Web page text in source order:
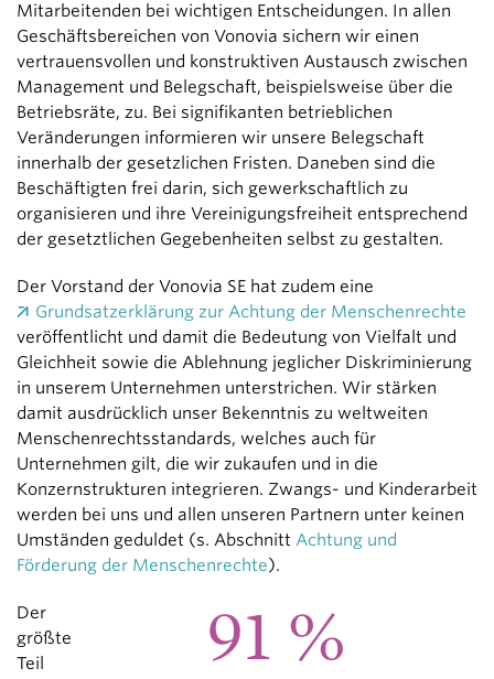
Mitarbeitenden bei wichtigen Entscheidungen. In allen
Geschäftsbereichen von Vonovia sichern wir einen
vertrauensvollen und konstruktiven Austausch zwischen
Management und Belegschaft, beispielsweise über die
Betriebsräte, zu. Bei signifikanten betrieblichen
Veränderungen informieren wir unsere Belegschaft
innerhalb der gesetzlichen Fristen. Daneben sind die
Beschäftigten frei darin, sich gewerkschaftlich zu
organisieren und ihre Vereinigungsfreiheit entsprechend
der gesetztlichen Gegebenheiten selbst zu gestalten.
Der Vorstand der Vonovia SE hat zudem eine
Grundsatzerklärung zur Achtung der Menschenrechte
veröffentlicht und damit die Bedeutung von Vielfalt und
Gleichheit sowie die Ablehnung jeglicher Diskriminierung
in unserem Unternehmen unterstrichen. Wir stärken
damit ausdrücklich unser Bekenntnis zu weltweiten
Menschenrechtsstandards, welches auch für
Unternehmen gilt, die wir zukaufen und in die
Konzernstrukturen integrieren. Zwangs- und Kinderarbeit
werden bei uns und allen unseren Partnern unter keinen
Umständen geduldet (s. Abschnitt Achtung und
Förderung der Menschenrechte).
91 %
Der
größte
Teil